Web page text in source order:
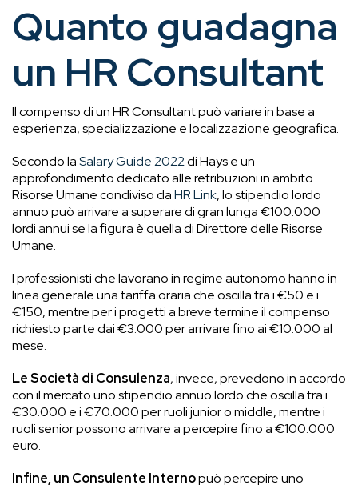
Quanto guadagna
un HR Consultant
Il compenso di un HR Consultant può variare in base a
esperienza, specializzazione e localizzazione geografica.
Secondo laSalary Guide 2022di Hays e un
approfondimento dedicato alle retribuzioni in ambito
Risorse Umane condiviso daHR Link, lo stipendio lordo
annuo può arrivare a superare di gran lunga €100.000
lordi annui se la figura è quella di Direttore delle Risorse
Umane.
I professionisti che lavorano in regime autonomo hanno in
linea generale una tariffa oraria che oscilla tra i €50 e i
€150, mentre per i progetti a breve termine il compenso
richiesto parte dai €3.000 per arrivare fino ai €10.000 al
mese.
Le Società di Consulenza, invece, prevedono in accordo
con il mercato uno stipendio annuo lordo che oscilla tra i
€30.000 e i €70.000 per ruoli junior o middle, mentre i
ruoli senior possono arrivare a percepire fino a €100.000
euro.
Infine, un Consulente Internopuò percepire uno